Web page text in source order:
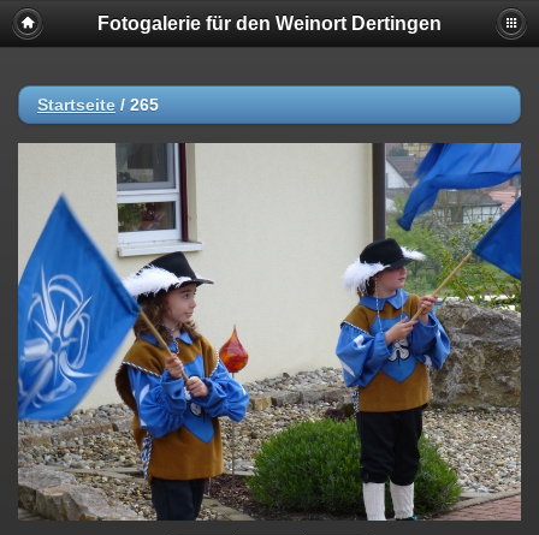
Fotogalerie für den Weinort Dertingen
Startseite / 265